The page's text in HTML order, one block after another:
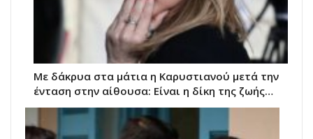
Με δάκρυα στα μάτια η Καρυστιανού μετά την
ένταση στην αίθουσα: Είναι η δίκη της ζωής…